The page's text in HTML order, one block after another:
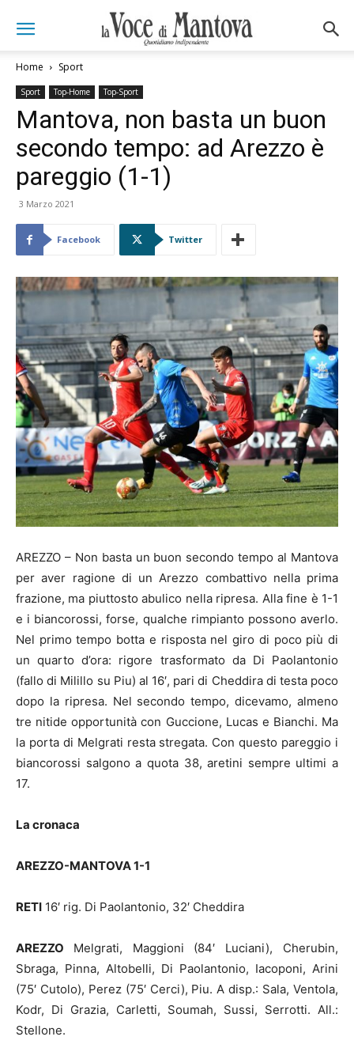
Home Sport
Sport Top-Home Top-Sport
Mantova, non basta un buon
secondo tempo: ad Arezzo è
pareggio (1-1)
3 Marzo 2021
Facebook Twitter
AREZZO – Non basta un buon secondo tempo al Mantova
per aver ragione di un Arezzo combattivo nella prima
frazione, ma piuttosto abulico nella ripresa. Alla fine è 1-1
e i biancorossi, forse, qualche rimpianto possono averlo.
Nel primo tempo botta e risposta nel giro di poco più di
un quarto d’ora: rigore trasformato da Di Paolantonio
(fallo di Milillo su Piu) al 16′, pari di Cheddira di testa poco
dopo la ripresa. Nel secondo tempo, dicevamo, almeno
tre nitide opportunità con Guccione, Lucas e Bianchi. Ma
la porta di Melgrati resta stregata. Con questo pareggio i
biancorossi salgono a quota 38, aretini sempre ultimi a
17.
La cronaca
AREZZO-MANTOVA 1-1
RETI 16′ rig. Di Paolantonio, 32′ Cheddira
AREZZO Melgrati, Maggioni (84′ Luciani), Cherubin,
Sbraga, Pinna, Altobelli, Di Paolantonio, Iacoponi, Arini
(75′ Cutolo), Perez (75′ Cerci), Piu. A disp.: Sala, Ventola,
Kodr, Di Grazia, Carletti, Soumah, Sussi, Serrotti. All.:
Stellone.